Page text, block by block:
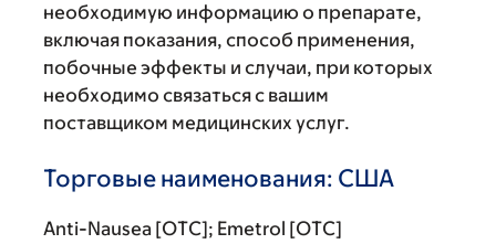
необходимую информацию о препарате,
включая показания, способ применения,
побочные эффекты и случаи, при которых
необходимо связаться с вашим
поставщиком медицинских услуг.
Торговые наименования: США
Anti-Nausea [OTC]; Emetrol [OTC]